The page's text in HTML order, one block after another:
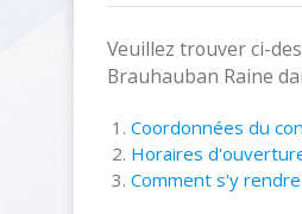
Veuillez trouver ci-
Brauhauban Raine
Coordonnées du
Horaires
Comment s'y rendre